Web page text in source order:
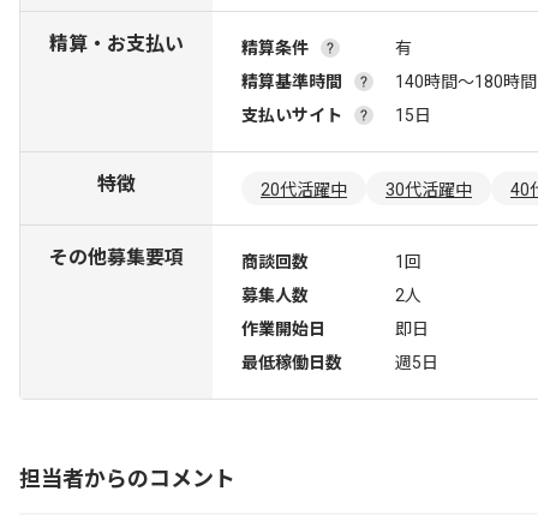
精算・お支払い 精算条件
有
精算基準時間
140時間〜180時間
支払いサイト
15日
特徴 20代活躍中 30代活躍中 40
その他募集要項 商談回数
1回
募集人数
2人
作業開始日
即日
最低稼働日数
週5日
担当者からのコメント